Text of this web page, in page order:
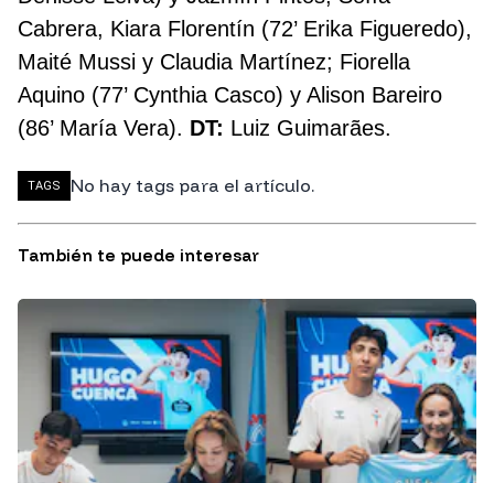
Cabrera, Kiara Florentín (72’ Erika Figueredo),
Maité Mussi y Claudia Martínez; Fiorella
Aquino (77’ Cynthia Casco) y Alison Bareiro
(86’ María Vera). DT: Luiz Guimarães.
TAGS No hay tags para el artículo.
También te puede interesar